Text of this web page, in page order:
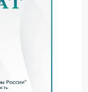
Powercom
платы и